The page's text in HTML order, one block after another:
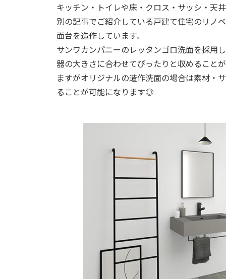
キッチン・トイレや床・クロス・サッシ・天
別の記事でご紹介している戸建て住宅のリノ
面台を造作しています。
サンワカンパニーのレッタンゴロ洗面を採用
器の大きさに合わせてぴったりと収めること
ますがオリジナルの造作洗面の場合は素材・
ることが可能になります◎